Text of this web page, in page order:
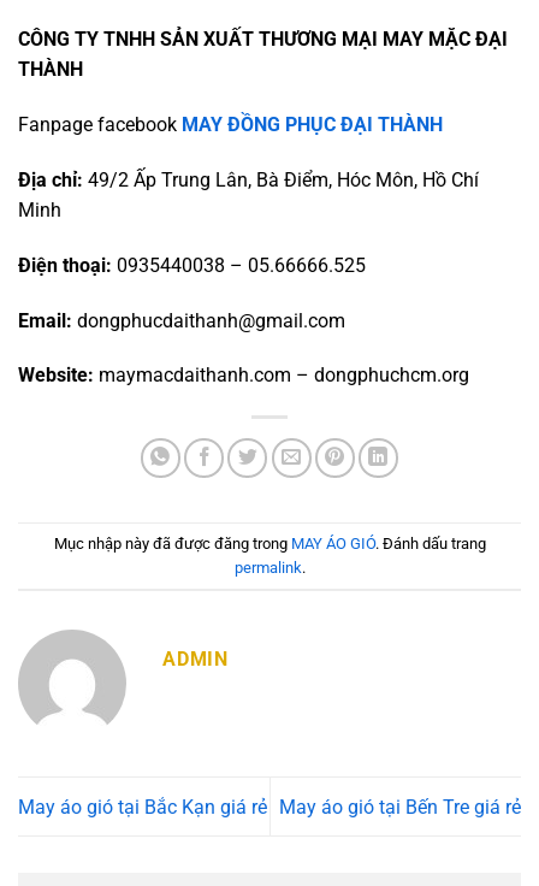
CÔNG TY TNHH SẢN XUẤT THƯƠNG MẠI MAY MẶC ĐẠI
THÀNH
Fanpage facebook MAY ĐỒNG PHỤC ĐẠI THÀNH
Địa chỉ: 49/2 Ấp Trung Lân, Bà Điểm, Hóc Môn, Hồ Chí
Minh
Điện thoại: 0935440038 – 05.66666.525
Email: dongphucdaithanh@gmail.com
Website: maymacdaithanh.com – dongphuchcm.org
Mục nhập này đã được đăng trong MAY ÁO GIÓ. Đánh dấu trang
permalink.
ADMIN
May áo gió tại Bắc Kạn giá rẻ May áo gió tại Bến Tre giá rẻ